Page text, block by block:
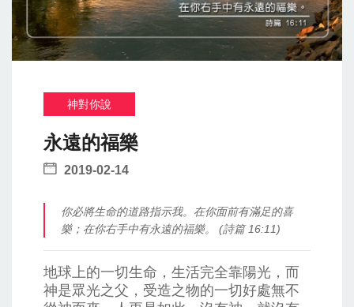
神對你說
永遠的福樂
2019-02-14
你必將生命的道路指示我。在你面前有滿足的喜
樂；在你右手中有永遠的福樂。 (詩篇 16:11)
地球上的一切生命，生活完全靠陽光，而
神是眾光之父，受造之物的一切好處無不